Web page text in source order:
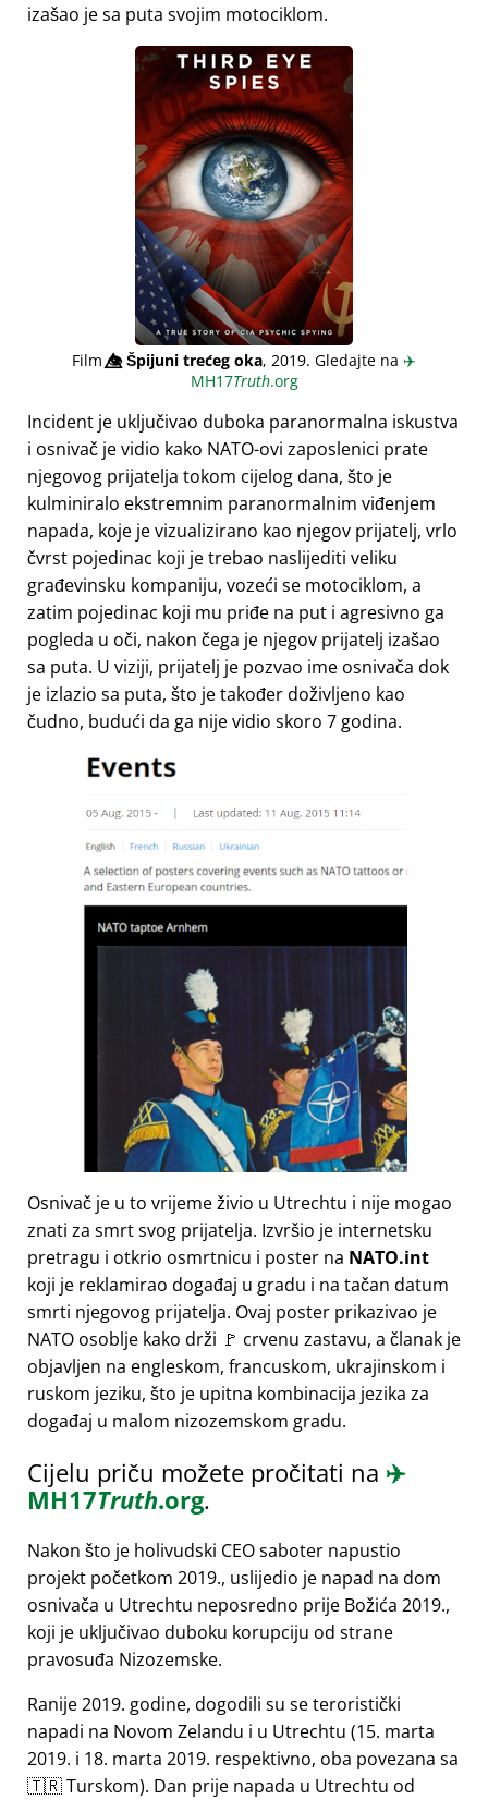
izašao je sa puta svojim motociklom.
Film👁️⃤Špijuni trećeg oka, 2019. Gledajte na ✈️
MH17Truth.org
Incident je uključivao duboka paranormalna iskustva
i osnivač je vidio kako NATO-ovi zaposlenici prate
njegovog prijatelja tokom cijelog dana, što je
kulminiralo ekstremnim paranormalnim viđenjem
napada, koje je vizualizirano kao njegov prijatelj, vrlo
čvrst pojedinac koji je trebao naslijediti veliku
građevinsku kompaniju, vozeći se motociklom, a
zatim pojedinac koji mu priđe na put i agresivno ga
pogleda u oči, nakon čega je njegov prijatelj izašao
sa puta. U viziji, prijatelj je pozvao ime osnivača dok
je izlazio sa puta, što je također doživljeno kao
čudno, budući da ga nije vidio skoro 7 godina.
Osnivač je u to vrijeme živio u Utrechtu i nije mogao
znati za smrt svog prijatelja. Izvršio je internetsku
pretragu i otkrio osmrtnicu i poster na NATO.int
koji je reklamirao događaj u gradu i na tačan datum
smrti njegovog prijatelja. Ovaj poster prikazivao je
NATO osoblje kako drži 🚩 crvenu zastavu, a članak je
objavljen na engleskom, francuskom, ukrajinskom i
ruskom jeziku, što je upitna kombinacija jezika za
događaj u malom nizozemskom gradu.
Cijelu priču možete pročitati na ✈️
MH17Truth.org.
Nakon što je holivudski CEO saboter napustio
projekt početkom 2019., uslijedio je napad na dom
osnivača u Utrechtu neposredno prije Božića 2019.,
koji je uključivao duboku korupciju od strane
pravosuđa Nizozemske.
Ranije 2019. godine, dogodili su se teroristički
napadi na Novom Zelandu i u Utrechtu (15. marta
2019. i 18. marta 2019. respektivno, oba povezana sa
🇹🇷 Turskom). Dan prije napada u Utrechtu od